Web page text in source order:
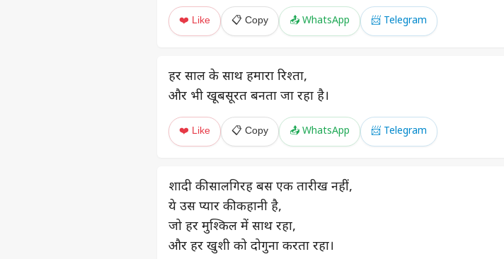
❤️ Like 📋 Copy 📤 WhatsApp 📨 Telegram
हर साल के साथ हमारा रिश्ता,
और भी खूबसूरत बनता जा रहा है।
❤️ Like 📋 Copy 📤 WhatsApp 📨 Telegram
शादी की सालगिरह बस एक तारीख नहीं,
ये उस प्यार की कहानी है,
जो हर मुश्किल में साथ रहा,
और हर खुशी को दोगुना करता रहा।